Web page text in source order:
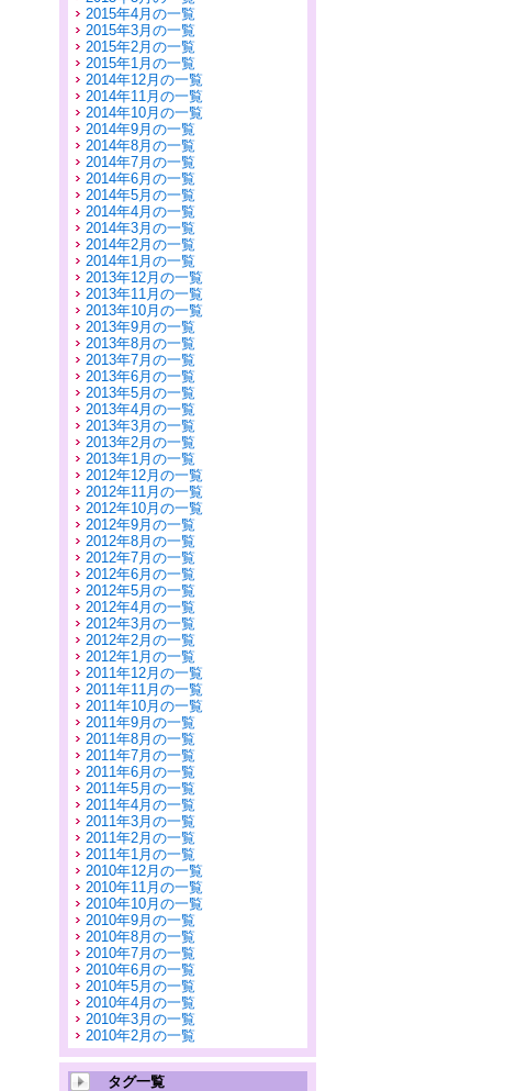
2015年4月の一覧
2015年3月の一覧
2015年2月の一覧
2015年1月の一覧
2014年12月の一覧
2014年11月の一覧
2014年10月の一覧
2014年9月の一覧
2014年8月の一覧
2014年7月の一覧
2014年6月の一覧
2014年5月の一覧
2014年4月の一覧
2014年3月の一覧
2014年2月の一覧
2014年1月の一覧
2013年12月の一覧
2013年11月の一覧
2013年10月の一覧
2013年9月の一覧
2013年8月の一覧
2013年7月の一覧
2013年6月の一覧
2013年5月の一覧
2013年4月の一覧
2013年3月の一覧
2013年2月の一覧
2013年1月の一覧
2012年12月の一覧
2012年11月の一覧
2012年10月の一覧
2012年9月の一覧
2012年8月の一覧
2012年7月の一覧
2012年6月の一覧
2012年5月の一覧
2012年4月の一覧
2012年3月の一覧
2012年2月の一覧
2012年1月の一覧
2011年12月の一覧
2011年11月の一覧
2011年10月の一覧
2011年9月の一覧
2011年8月の一覧
2011年7月の一覧
2011年6月の一覧
2011年5月の一覧
2011年4月の一覧
2011年3月の一覧
2011年2月の一覧
2011年1月の一覧
2010年12月の一覧
2010年11月の一覧
2010年10月の一覧
2010年9月の一覧
2010年8月の一覧
2010年7月の一覧
2010年6月の一覧
2010年5月の一覧
2010年4月の一覧
2010年3月の一覧
2010年2月の一覧
タグ一覧